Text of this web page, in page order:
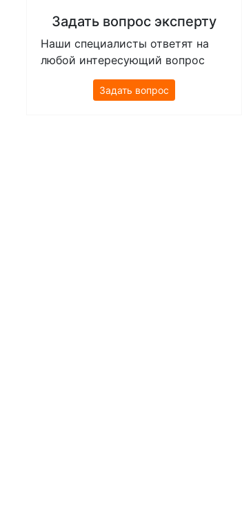
Задать вопрос эксперту
Наши специалисты ответят на
любой интересующий вопрос
Задать вопрос